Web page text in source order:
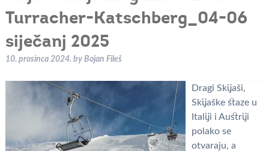
Turracher-Katschberg_04-06
siječanj 2025
10. prosinca 2024. by Bojan Fileš
Dragi Skijaši,
Skijaške staze u
Italiji i Austriji
polako se
otvaraju, a